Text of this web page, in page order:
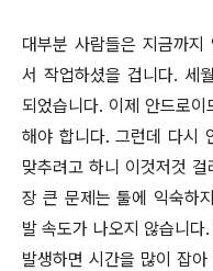
대부분 사람들은 지금까지
서 작업하셨을 겁니다. 세
되었습니다. 이제 안드로이
해야 합니다.그런데 다시
맞추려고 하니 이것저것
장 큰 문제는 툴에 익숙하
발 속도가 나오지 않습니다.
발생하면 시간을 많이 잡